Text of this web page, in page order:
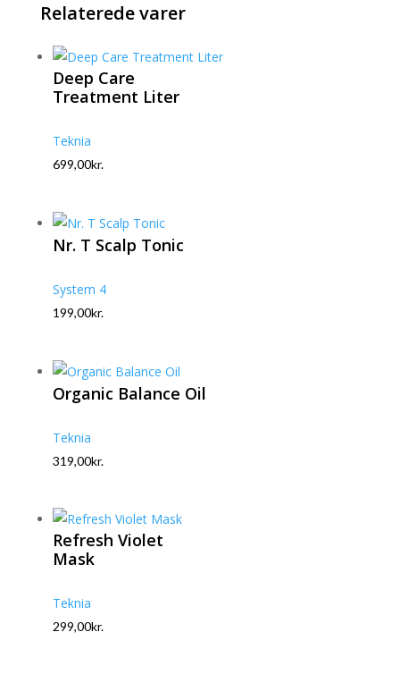
Relaterede varer
Deep Care
Treatment Liter
Teknia
699,00kr.
Nr. T Scalp Tonic
System 4
199,00kr.
Organic Balance Oil
Teknia
319,00kr.
Refresh Violet
Mask
Teknia
299,00kr.